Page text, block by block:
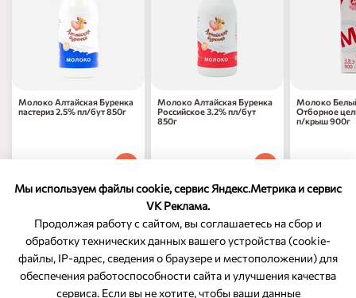
Мы используем файлы cookie, сервис Яндекс.Метрика и сервис
VK Реклама.
Продолжая работу с сайтом, вы соглашаетесь на сбор и
обработку технических данных вашего устройства (cookie-
файлы, IP-адрес, сведения о браузере и местоположении) для
обеспечения работоспособности сайта и улучшения качества
сервиса. Если вы не хотите, чтобы ваши данные
Молоко Алтайская Буренка
пастериз 2.5% пл/бут 850г
Молоко Алтайская Буренка
Российское 3.2% пл/бут
850г
Молоко
Отборное
п/крыш 900г
ОБРАТНАЯ СВЯЗЬ